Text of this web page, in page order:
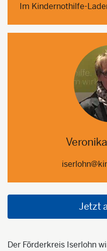
Im Kindernothilfe-
Jetzt
Der Förderkreis Iserlohn